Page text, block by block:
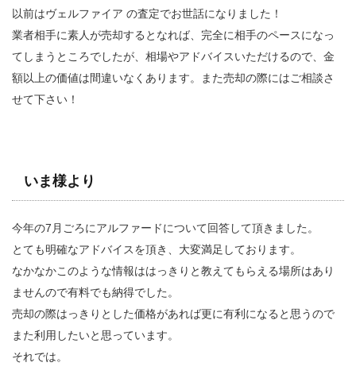
以前はヴェルファイア の査定でお世話になりました！
業者相手に素人が売却するとなれば、完全に相手のペースになっ
てしまうところでしたが、相場やアドバイスいただけるので、金
額以上の価値は間違いなくあります。また売却の際にはご相談さ
せて下さい！
いま様より
今年の7月ごろにアルファードについて回答して頂きました。
とても明確なアドバイスを頂き、大変満足しております。
なかなかこのような情報ははっきりと教えてもらえる場所はあり
ませんので有料でも納得でした。
売却の際はっきりとした価格があれば更に有利になると思うので
また利用したいと思っています。
それでは。